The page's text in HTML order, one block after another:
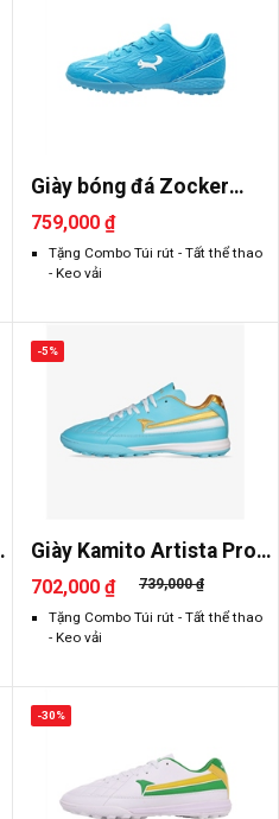
Giày bóng đá Zocker
Inspire ..
759,000 ₫
Tặng Combo Túi rút - Tất thể thao
- Keo vải
Giày Kamito Artista Pro
2026..
702,000 ₫ 739,000 ₫
-5%
Tặng Combo Túi rút - Tất thể thao
- Keo vải
-30%